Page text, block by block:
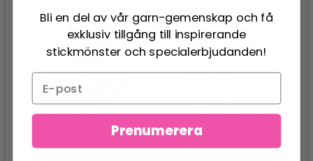
Bli en del av vår garn-gemenskap och få
exklusiv tillgång till inspirerande
stickmönster och specialerbjudanden!
Prenumerera